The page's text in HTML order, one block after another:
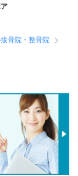
骨院・整骨院